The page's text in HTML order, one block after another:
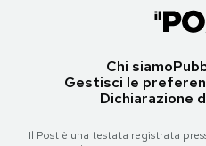
Chi siamo
Gestisci le
Dichiarazione
Il Post è una testata registrata